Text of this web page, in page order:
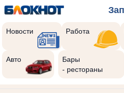
Новости Работа
Авто
Бары
- рестораны